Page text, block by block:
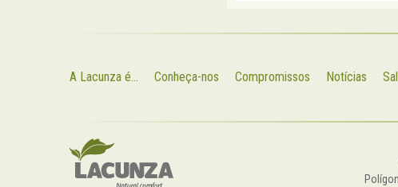
A Lacunza é... Conheça-nos Compromissos Notícias